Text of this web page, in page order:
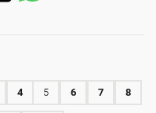
4 5 6 7 8